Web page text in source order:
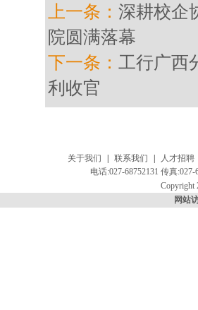
上一条： 深耕校企
院圆满落幕
下一条： 工行广西
利收官
关于我们 | 联系我们 |
人才招聘
电话:027-68752131 传真
Copyright
网站